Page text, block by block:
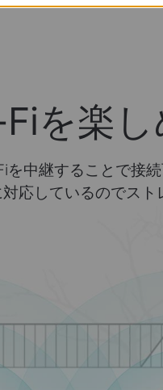
を楽
中継することで接
応しているのでスト